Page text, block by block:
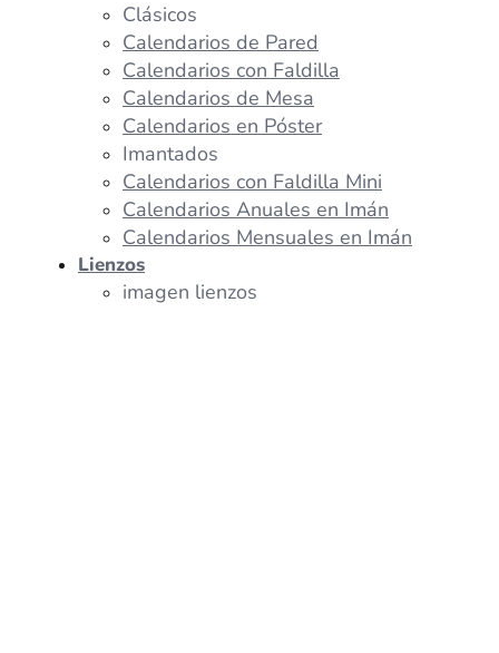
Clásicos
Calendarios de Pared
Calendarios con Faldilla
Calendarios de Mesa
Calendarios en Póster
Imantados
Calendarios con Faldilla Mini
Calendarios Anuales en Imán
Calendarios Mensuales en Imán
Lienzos
imagen lienzos